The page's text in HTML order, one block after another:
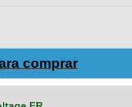
comprar